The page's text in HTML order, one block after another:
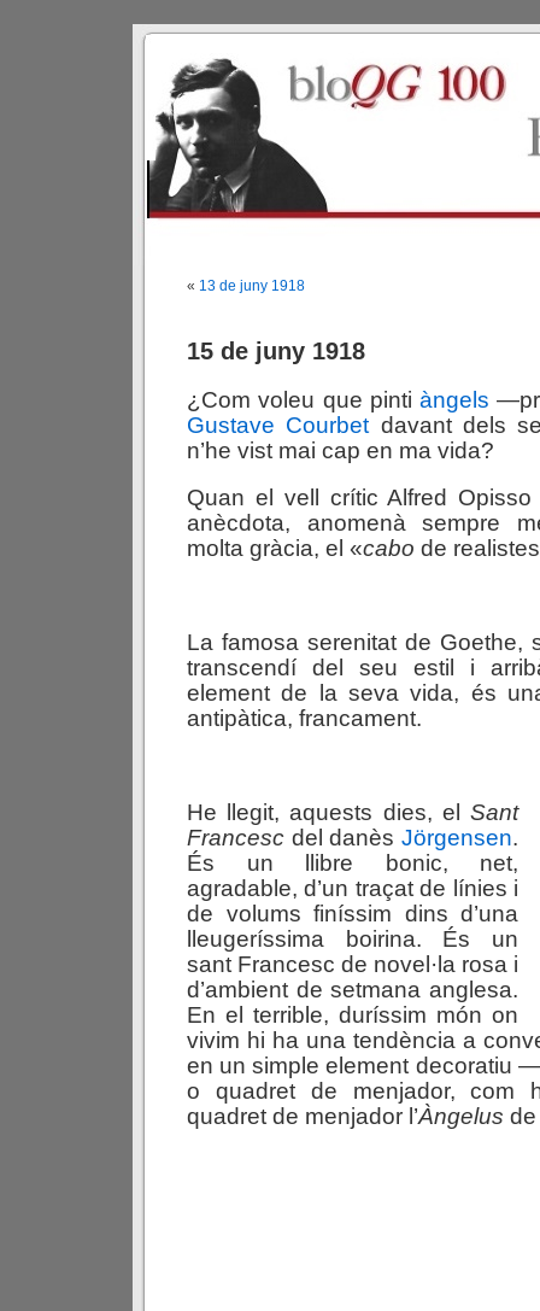
« 13 de juny 1918
15 de juny 1918
¿Com voleu que pintiàngels
Gustave Courbet davant dels
n’he vist mai cap en ma vida?
Quan el vell crític Alfred
anècdota, anomenà sempre
molta gràcia, el «cabo de
La famosa serenitat de Goethe,
transcendí del seu estil i
element de la seva vida, és
antipàtica, francament.
He llegit, aquests dies, el Sant
Francesc del danès Jörgensen.
És un llibre bonic, net,
agradable, d’un traçat de línies i
de volums finíssim dins d’una
lleugeríssima boirina. És un
sant Francesc de novel·la rosa i
d’ambient de setmana anglesa.
En el terrible, duríssim món on
vivim hi ha una tendència a
en un simple element decoratiu
o quadret de menjador, com
quadret de menjador l’Àngelus de